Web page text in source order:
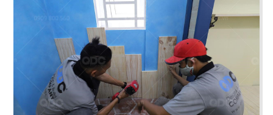
THE SAIGON WINE
Không gian trưng bày và thưởng thức rượu vang
tinh tế, đầy lôi cuốn mang hơi thở cổ điển với
gam màu nâu gỗ